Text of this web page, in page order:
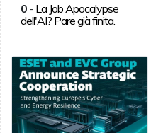
0- La Job Apocalypse
dell'AI? Pare già finita.